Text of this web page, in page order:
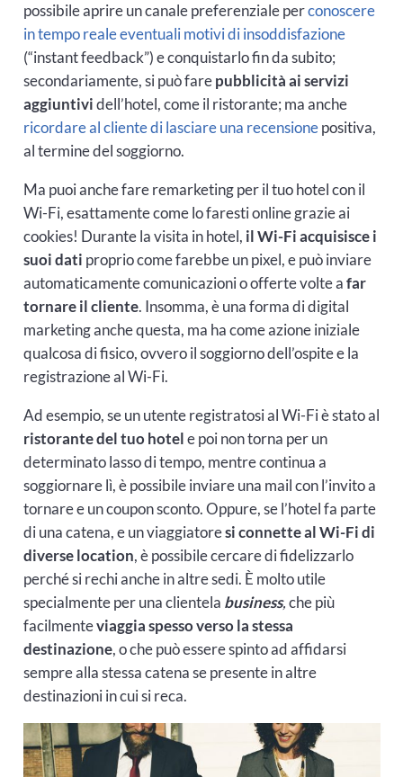
possibile aprire un canale preferenziale perconoscere
in tempo reale eventuali motivi di insoddisfazione
(“instant feedback”) e conquistarlo fin da subito;
secondariamente, si può farepubblicità ai servizi
aggiuntividell’hotel, come il ristorante; ma anche
ricordare al cliente di lasciare una recensionepositiva,
al termine del soggiorno.
Ma puoi anche fare remarketing per il tuo hotel con il
Wi-Fi, esattamente come lo faresti online grazie ai
cookies! Durante la visita in hotel, il Wi-Fi acquisisce i
suoi dati proprio come farebbe un pixel, e può inviare
automaticamente comunicazioni o offerte volte afar
tornare il cliente. Insomma, è una forma di digital
marketing anche questa, ma ha come azione iniziale
qualcosa di fisico, ovvero il soggiorno dell’ospite e la
registrazione al Wi-Fi.
Ad esempio, se un utente registratosi al Wi-Fi è stato al
ristorante del tuo hotele poi non torna per un
determinato lasso di tempo, mentre continua a
soggiornare lì, è possibile inviare una mail con l’invito a
tornare e un coupon sconto. Oppure, se l’hotel fa parte
di una catena, e un viaggiatoresi connette al Wi-Fi di
diverse location, è possibile cercare di fidelizzarlo
perché si rechi anche in altre sedi. È molto utile
specialmente per una clientela business,che più
facilmenteviaggia spesso verso la stessa
destinazione, o che può essere spinto ad affidarsi
sempre alla stessa catena se presente in altre
destinazioni in cui si reca.